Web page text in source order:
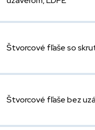
Štvorcové fľaše so
Štvorcové fľaše bez